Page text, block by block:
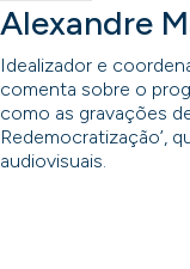
Alexandre
Idealizador e
comenta sobre o
como as gravações
Redemocratização’,
audiovisuais.